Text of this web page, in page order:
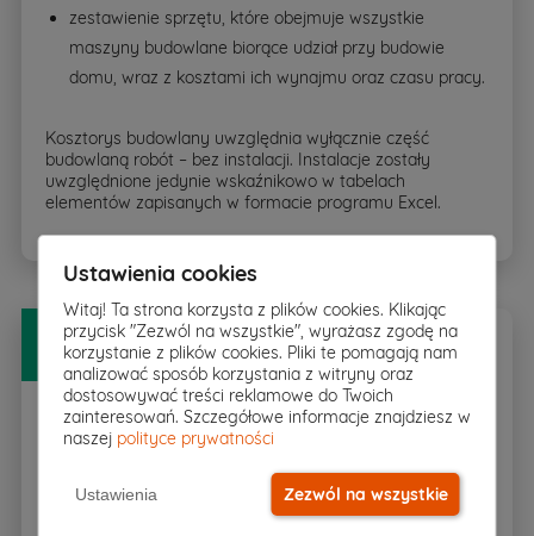
zestawienie sprzętu, które obejmuje wszystkie
maszyny budowlane biorące udział przy budowie
domu, wraz z kosztami ich wynajmu oraz czasu pracy.
Kosztorys budowlany uwzględnia wyłącznie część
budowlaną robót – bez instalacji. Instalacje zostały
uwzględnione jedynie wskaźnikowo w tabelach
elementów zapisanych w formacie programu Excel.
BezpłatnyPAKIET DODATKÓW
pobierz▸
Ustawienia cookies
Witaj! Ta strona korzysta z plików cookies. Klikając
przycisk "Zezwól na wszystkie", wyrażasz zgodę na
korzystanie z plików cookies. Pliki te pomagają nam
analizować sposób korzystania z witryny oraz
dostosowywać treści reklamowe do Twoich
zainteresowań. Szczegółowe informacje znajdziesz w
naszej polityce prywatności
Ustawienia Zezwól na wszystkie